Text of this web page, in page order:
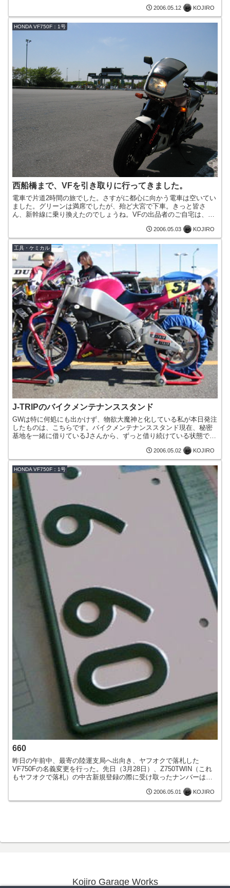
2006.05.12 KOJIRO
HONDA VF750F：1号
西船橋まで、VFを引き取りに行ってきました。
電車で片道2時間の旅でした。さすがに都心に向かう電車は空いてい
ました。グリーンは満席でしたが、殆ど大宮で下車。きっと皆さ
ん、新幹線に乗り換えたのでしょうね。VFの出品者のご自宅は、JR
2006.05.03 KOJIRO
工具・ケミカル
J-TRIPのバイクメンテナンススタンド
GWは特に何処にも出かけず、物欲大魔神と化している私が本日発注
したものは、こちらです。バイクメンテナンススタンド現在、秘密
基地を一緒に借りているJさんから、ずっと借り続けている状態で
2006.05.02 KOJIRO
HONDA VF750F：1号
660
昨日の午前中、最寄の陸運支局へ出向き、ヤフオクで落札した
VF750Fの名義変更を行った。先日（3月28日）、Z750TWIN（これ
もヤフオクで落札）の中古新規登録の際に受け取ったナンバーは
2006.05.01 KOJIRO
Kojiro Garage Works